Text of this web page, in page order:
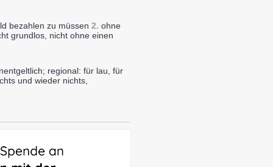
bezahlen zu müssen 2. ohne
grundlos, nicht ohne einen
regional: für lau, für
und wieder nichts,